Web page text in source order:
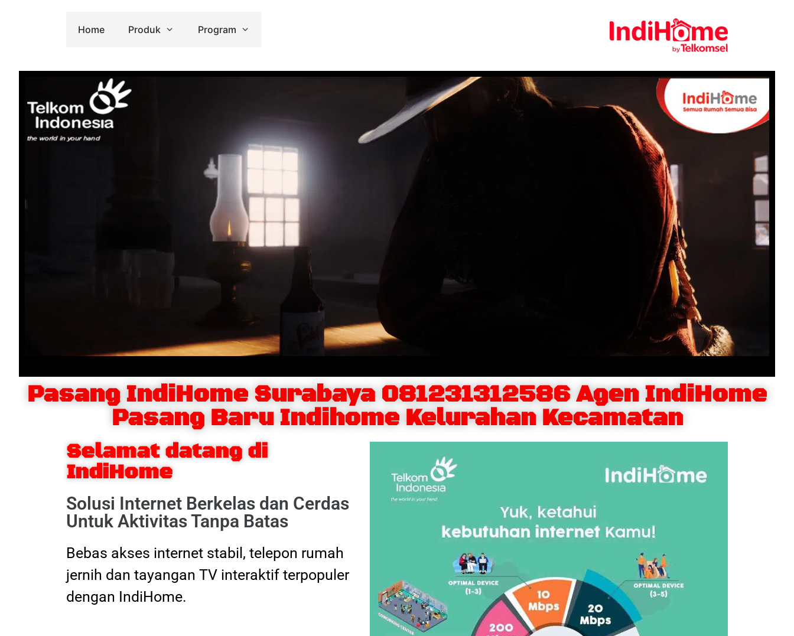
Home Produk Program
Pasang IndiHome Surabaya 081231312586 Agen IndiHome
Pasang Baru Indihome Kelurahan Kecamatan
Selamat datang di
IndiHome
Solusi Internet Berkelas dan Cerdas
Untuk Aktivitas Tanpa Batas
Bebas akses internet stabil, telepon rumah
jernih dan tayangan TV interaktif terpopuler
dengan IndiHome.